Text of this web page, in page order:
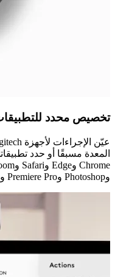
تخصيص محدد
وPhotoshop وPremiere Pro وFinal Cut Pro وMicrosoft Teams.